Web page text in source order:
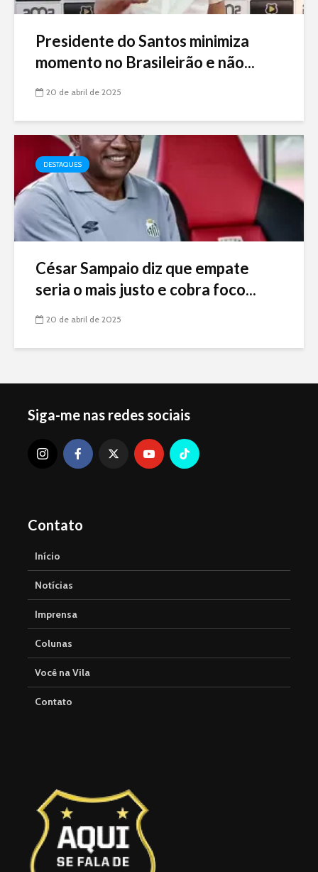
Presidente do Santos minimiza
momento no Brasileirão e não...
20 de abril de 2025
DESTAQUES
César Sampaio diz que empate
seria o mais justo e cobra foco...
20 de abril de 2025
Siga-me nas redes sociais
Contato
Início
Notícias
Imprensa
Colunas
Você na Vila
Contato